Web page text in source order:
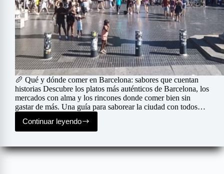
🥖 Qué y dónde comer en Barcelona: sabores que cuentan
historias Descubre los platos más auténticos de Barcelona, los
mercados con alma y los rincones donde comer bien sin
gastar de más. Una guía para saborear la ciudad con todos…
Continuar leyendo
Que
y
comer